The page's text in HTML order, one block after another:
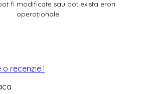
fi modificate sau pot exista erori
operaționale.
o recenzie !